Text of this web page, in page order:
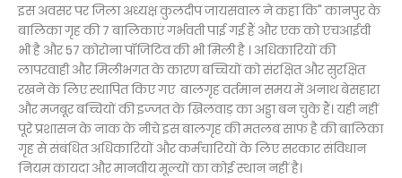
इस अवसर पर जिला अध्यक्ष कुलदीप जायसवाल ने कहा कि" कानपुर के
बालिका गृह की 7 बालिकाएं गर्भवती पाई गई हैं और एक को एचआईवी
भी है और 57 कोरोना पॉजिटिव की भी मिली है । अधिकारियों की
लापरवाही और मिलीभगत के कारण बच्चियों को संरक्षित और सुरक्षित
रखने के लिए स्थापित किए गए बालगृह वर्तमान समय में अनाथ बेसहारा
और मजबूर बच्चियों की इज्जत के खिलवाड़ का अड्डा बन चुके हैं। यही नहीं
पूरे प्रशासन के नाक के नीचे इस बालगृह की मतलब साफ है की बालिका
गृह से संबंधित अधिकारियों और कर्मचारियों के लिए सरकार संविधान
नियम कायदा और मानवीय मूल्यों का कोई स्थान नहीं है।